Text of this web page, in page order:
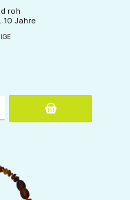
roh
10 Jahre